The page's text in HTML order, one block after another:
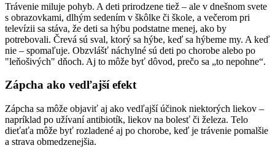
Trávenie miluje pohyb. A deti prirodzene tiež – ale v dnešnom svete
s obrazovkami, dlhým sedením v škôlke či škole, a večerom pri
televízii sa stáva, že deti sa hýbu podstatne menej, ako by
potrebovali. Črevá sú sval, ktorý sa hýbe, keď sa hýbeme my. A keď
nie – spomaľuje. Obzvlášť náchylné sú deti po chorobe alebo po
"leňošivých" dňoch. Aj to môže byť dôvod, prečo sa „to nepohne“.
Zápcha ako vedľajší efekt
Zápcha sa môže objaviť aj ako vedľajší účinok niektorých liekov –
napríklad po užívaní antibiotík, liekov na bolesť či železa. Telo
dieťaťa môže byť rozladené aj po chorobe, keď je trávenie pomalšie
a strava obmedzenejšia.